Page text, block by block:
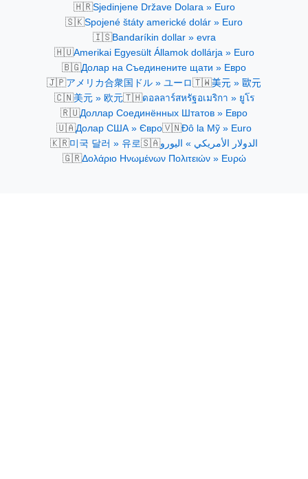
🇭🇷Sjedinjene Države Dolara » Euro
🇸🇰Spojené štáty americké dolár » Euro
🇮🇸Bandaríkin dollar » evra
🇭🇺Amerikai Egyesült Államok dollárja » Euro
🇧🇬Долар на Съединените щати » Евро
🇯🇵アメリカ合衆国ドル » ユーロ🇹🇼美元 » 歐元
🇨🇳美元 » 欧元🇹🇭ดอลลาร์สหรัฐอเมริกา » ยูโร
🇷🇺Доллар Соединённых Штатов » Евро
🇺🇦Долар США » Євро🇻🇳Đô la Mỹ » Euro
🇰🇷미국 달러 » 유로🇸🇦الدولار الأمريكي » اليورو
🇬🇷Δολάριο Ηνωμένων Πολιτειών » Ευρώ